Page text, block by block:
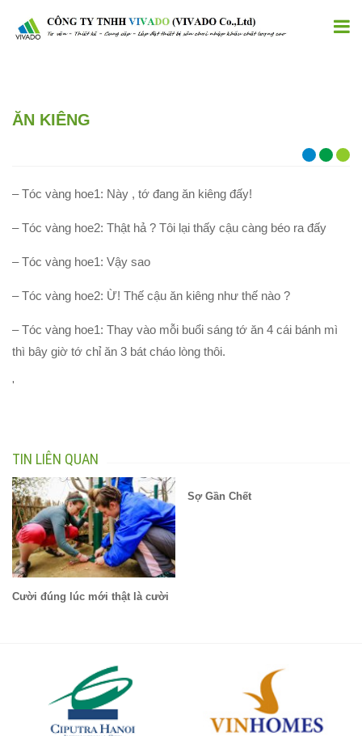
ĂN KIÊNG
– Tóc vàng hoe1: Này , tớ đang ăn kiêng đấy!
– Tóc vàng hoe2: Thật hả ? Tôi lại thấy cậu càng béo ra đấy
– Tóc vàng hoe1: Vậy sao
– Tóc vàng hoe2: Ừ! Thế cậu ăn kiêng như thế nào ?
– Tóc vàng hoe1: Thay vào mỗi buổi sáng tớ ăn 4 cái bánh mì
thì bây giờ tớ chỉ ăn 3 bát cháo lòng thôi.
'
TIN LIÊN QUAN
Cười đúng lúc mới thật là cười
Sợ Gần Chết